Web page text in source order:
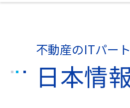
不動産のITパー
日本情